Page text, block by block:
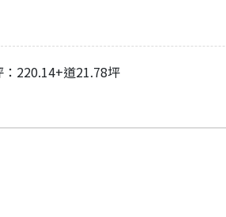
220.14+道21.78坪